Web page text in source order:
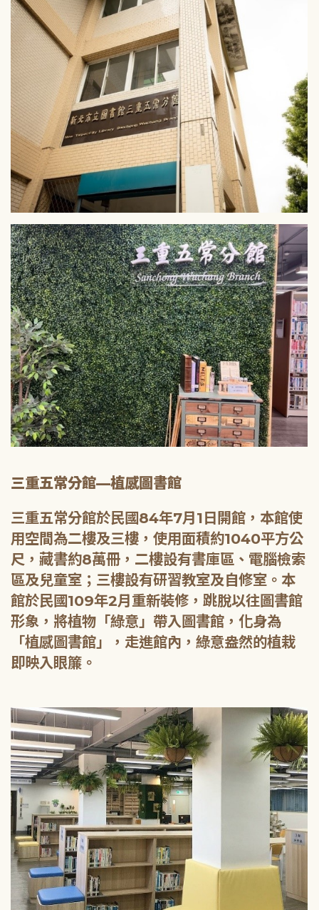
三重五常分館—植感圖書館
三重五常分館於民國84年7月1日開館，本館使
用空間為二樓及三樓，使用面積約1040平方公
尺，藏書約8萬冊，二樓設有書庫區、電腦檢索
區及兒童室；三樓設有研習教室及自修室。本
館於民國109年2月重新裝修，跳脫以往圖書館
形象，將植物「綠意」帶入圖書館，化身為
「植感圖書館」，走進館內，綠意盎然的植栽
即映入眼簾。